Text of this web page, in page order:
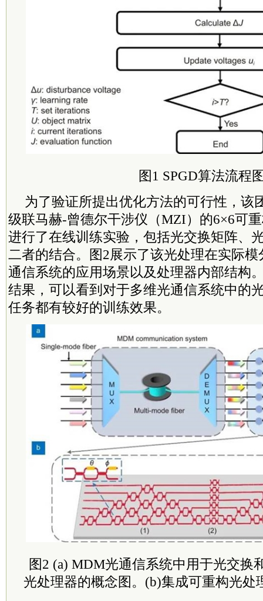
图1 SPGD算法流程
为了验证所提出优化方法的可行性，该
级联马赫-曾德尔干涉仪（MZI）的6×6可
进行了在线训练实验，包括光交换矩阵、
二者的结合。图2展示了该光处理在实际
通信系统的应用场景以及处理器内部结构
结果，可以看到对于多维光通信系统中的
任务都有较好的训练效果。
图2 (a) MDM光通信系统中用于光交换
光处理器的概念图。(b)集成可重构光处